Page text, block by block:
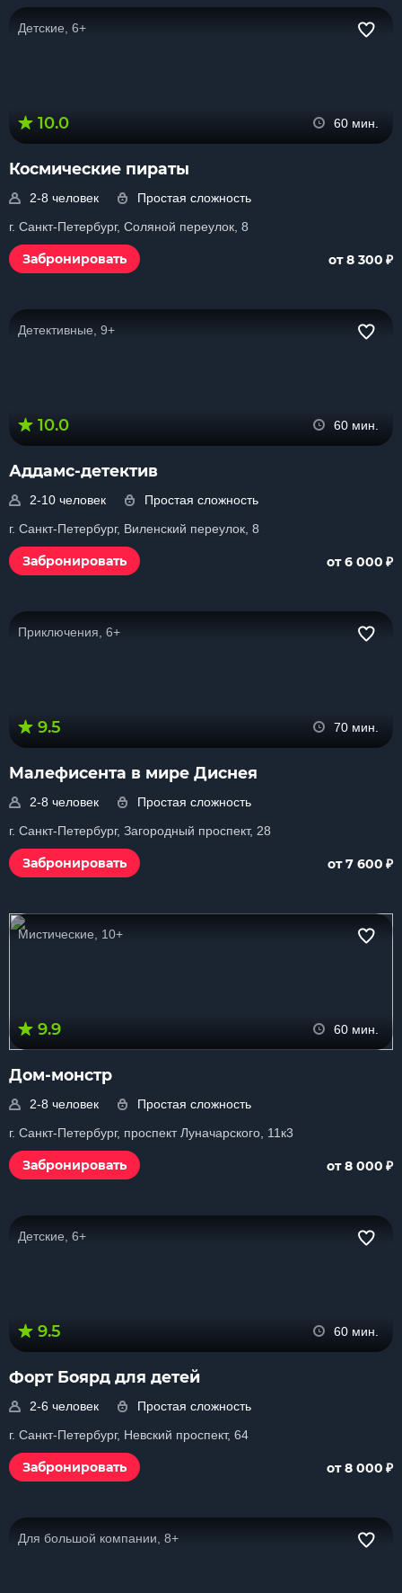
Детские, 6+
10.0 60 мин.
Космические пираты
2-8 человек
Простая сложность
г. Санкт-Петербург, Соляной переулок, 8
Забронировать от 8 300 ₽
Детективные, 9+
10.0 60 мин.
Аддамс-детектив
2-10 человек
Простая сложность
г. Санкт-Петербург, Виленский переулок, 8
Забронировать от 6 000 ₽
Приключения, 6+
9.5 70 мин.
Малефисента в мире Диснея
2-8 человек
Простая сложность
г. Санкт-Петербург, Загородный проспект, 28
Забронировать от 7 600 ₽
Мистические, 10+
9.9 60 мин.
Дом-монстр
2-8 человек
Простая сложность
г. Санкт-Петербург, проспект Луначарского, 11к3
Забронировать от 8 000 ₽
Детские, 6+
9.5 60 мин.
Форт Боярд для детей
2-6 человек
Простая сложность
г. Санкт-Петербург, Невский проспект, 64
Забронировать от 8 000 ₽
Для большой компании, 8+